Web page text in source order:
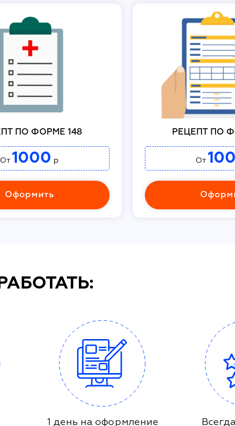
ПО ФОРМЕ 148
От 1000 р
Оформить
РЕЦЕПТ ПО
От
1 день на оформление